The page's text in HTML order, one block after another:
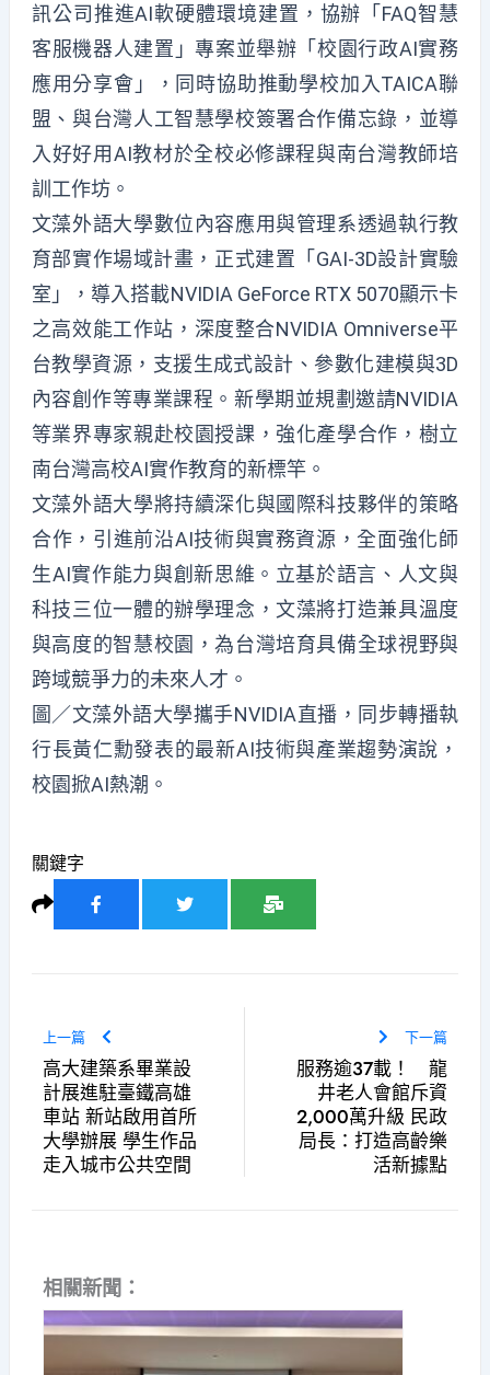
訊公司推進AI軟硬體環境建置，協辦「FAQ智慧
客服機器人建置」專案並舉辦「校園行政AI實務
應用分享會」，同時協助推動學校加入TAICA聯
盟、與台灣人工智慧學校簽署合作備忘錄，並導
入好好用AI教材於全校必修課程與南台灣教師培
訓工作坊。
文藻外語大學數位內容應用與管理系透過執行教
育部實作場域計畫，正式建置「GAI-3D設計實驗
室」，導入搭載NVIDIA GeForce RTX 5070顯示卡
之高效能工作站，深度整合NVIDIA Omniverse平
台教學資源，支援生成式設計、參數化建模與3D
內容創作等專業課程。新學期並規劃邀請NVIDIA
等業界專家親赴校園授課，強化產學合作，樹立
南台灣高校AI實作教育的新標竿。
文藻外語大學將持續深化與國際科技夥伴的策略
合作，引進前沿AI技術與實務資源，全面強化師
生AI實作能力與創新思維。立基於語言、人文與
科技三位一體的辦學理念，文藻將打造兼具溫度
與高度的智慧校園，為台灣培育具備全球視野與
跨域競爭力的未來人才。
圖／文藻外語大學攜手NVIDIA直播，同步轉播執
行長黃仁勳發表的最新AI技術與產業趨勢演說，
校園掀AI熱潮。
關鍵字
上一篇
高大建築系畢業設
計展進駐臺鐵高雄
車站 新站啟用首所
大學辦展 學生作品
走入城市公共空間
下一篇
服務逾37載！ 龍
井老人會館斥資
2,000萬升級 民政
局長：打造高齡樂
活新據點
相關新聞：